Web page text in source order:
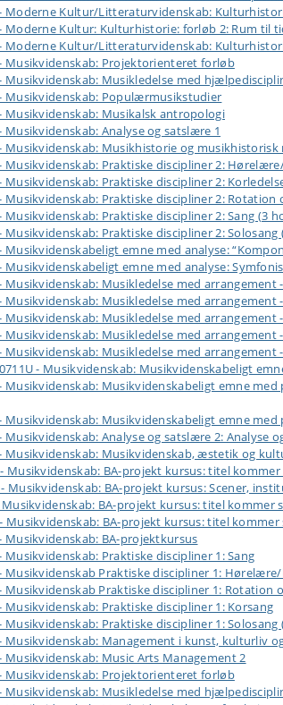
- Moderne Kultur/Litteraturvidenskab:
Moderne Kultur: Kulturhistorie: forløb 2: Rum til
- Moderne Kultur/Litteraturvidenskab:
Musikvidenskab: Projektorienteret forløb
Musikvidenskab: Musikledelse med
Musikvidenskab: Populærmusikstudier
Musikvidenskab: Musikalsk antropologi
Musikvidenskab: Analyse og satslære 1
Musikvidenskab: Musikhistorie og
Musikvidenskab: Praktiske discipliner 2:
Musikvidenskab: Praktiske discipliner 2:
Musikvidenskab: Praktiske discipliner 2:
Musikvidenskab: Praktiske discipliner 2: Sang (3
Musikvidenskab: Praktiske discipliner 2: Solosang
Musikvidenskabeligt emne med analyse:
Musikvidenskabeligt emne med analyse:
Musikvidenskab: Musikledelse med
Musikvidenskab: Musikledelse med
Musikvidenskab: Musikledelse med arrangement
Musikvidenskab: Musikledelse med arrangement
Musikvidenskab: Musikledelse med
- Musikvidenskab: Musikvidenskabeligt
Musikvidenskab: Musikvidenskabeligt emne
Musikvidenskab: Musikvidenskabeligt emne
Musikvidenskab: Analyse og satslære 2: Analyse
Musikvidenskab: Musikvidenskab, æstetik og
- Musikvidenskab: BA-projekt kursus: titel
- Musikvidenskab: BA-projekt kursus: Scener,
Musikvidenskab: BA-projekt kursus: titel kommer
- Musikvidenskab: BA-projekt kursus: titel kommer
Musikvidenskab: BA-projektkursus
Musikvidenskab: Praktiske discipliner 1: Sang
Musikvidenskab Praktiske discipliner 1:
Musikvidenskab Praktiske discipliner 1: Rotation
Musikvidenskab: Praktiske discipliner 1: Korsang
Musikvidenskab: Praktiske discipliner 1: Solosang
Musikvidenskab: Management i kunst, kulturliv
Musikvidenskab: Music Arts Management 2
Musikvidenskab: Projektorienteret forløb
Musikvidenskab: Musikledelse med